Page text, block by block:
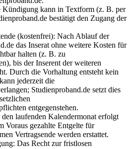
kann in Textform (z. B. per
bestätigt den Zugang der
(kostenfrei): Nach Ablauf der
das Inserat ohne weitere Kosten für
halten (z. B. zu
bis der Inserent der weiteren
Durch die Vorhaltung entsteht kein
jederzeit die
Studienproband.de setzt dies
entgegenstehen.
laufenden Kalendermonat erfolgt
Voraus gezahlte Entgelte für
Vertragsende werden erstattet.
Das Recht zur fristlosen